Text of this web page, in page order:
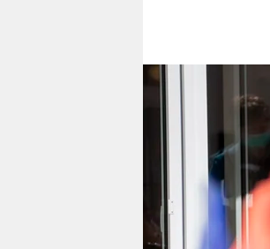
berlin
nord
wahrheit
verlag
verlag